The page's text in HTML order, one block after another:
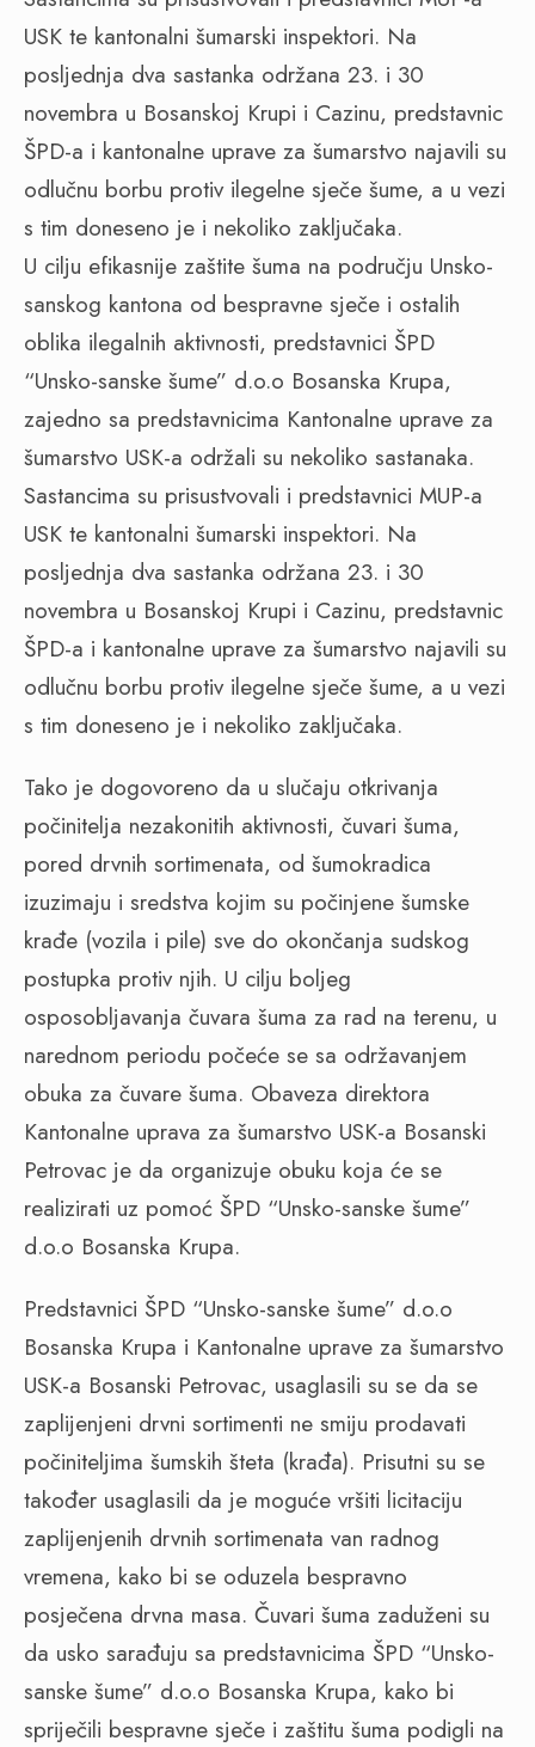
USK te kantonalni šumarski inspektori. Na
posljednja dva sastanka održana 23. i 30
novembra u Bosanskoj Krupi i Cazinu, predstavnic
ŠPD-a i kantonalne uprave za šumarstvo najavili su
odlučnu borbu protiv ilegelne sječe šume, a u vezi
s tim doneseno je i nekoliko zaključaka.
U cilju efikasnije zaštite šuma na području Unsko-
sanskog kantona od bespravne sječe i ostalih
oblika ilegalnih aktivnosti, predstavnici ŠPD
“Unsko-sanske šume” d.o.o Bosanska Krupa,
zajedno sa predstavnicima Kantonalne uprave za
šumarstvo USK-a održali su nekoliko sastanaka.
Sastancima su prisustvovali i predstavnici MUP-a
USK te kantonalni šumarski inspektori. Na
posljednja dva sastanka održana 23. i 30
novembra u Bosanskoj Krupi i Cazinu, predstavnic
ŠPD-a i kantonalne uprave za šumarstvo najavili su
odlučnu borbu protiv ilegelne sječe šume, a u vezi
s tim doneseno je i nekoliko zaključaka.
Tako je dogovoreno da u slučaju otkrivanja
počinitelja nezakonitih aktivnosti, čuvari šuma,
pored drvnih sortimenata, od šumokradica
izuzimaju i sredstva kojim su počinjene šumske
krađe (vozila i pile) sve do okončanja sudskog
postupka protiv njih. U cilju boljeg
osposobljavanja čuvara šuma za rad na terenu, u
narednom periodu počeće se sa održavanjem
obuka za čuvare šuma. Obaveza direktora
Kantonalne uprava za šumarstvo USK-a Bosanski
Petrovac je da organizuje obuku koja će se
realizirati uz pomoć ŠPD “Unsko-sanske šume”
d.o.o Bosanska Krupa.
Predstavnici ŠPD “Unsko-sanske šume” d.o.o
Bosanska Krupa i Kantonalne uprave za šumarstvo
USK-a Bosanski Petrovac, usaglasili su se da se
zaplijenjeni drvni sortimenti ne smiju prodavati
počiniteljima šumskih šteta (krađa). Prisutni su se
također usaglasili da je moguće vršiti licitaciju
zaplijenjenih drvnih sortimenata van radnog
vremena, kako bi se oduzela bespravno
posječena drvna masa. Čuvari šuma zaduženi su
da usko sarađuju sa predstavnicima ŠPD “Unsko-
sanske šume” d.o.o Bosanska Krupa, kako bi
spriječili bespravne sječe i zaštitu šuma podigli na